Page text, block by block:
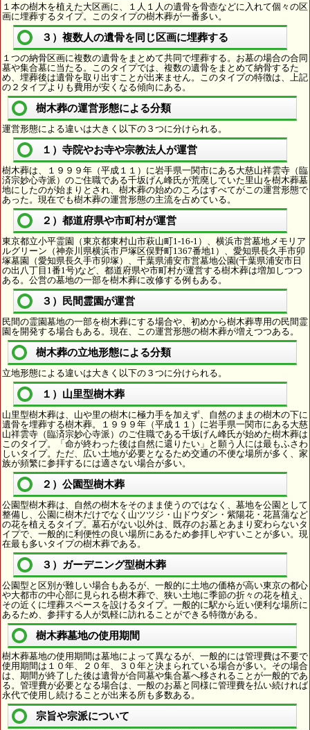
１本の樹木を植えた大区画に、１人１人の遺骨を骨壺などに入れて個々の区
画に埋葬するタイプ。このタイプの樹木葬が一番多い。
３）複数人の遺骨を同じ区画に埋葬する
１つの納骨区画に複数の遺骨をまとめて共同で埋葬する。お墓の場合の合同
墓や集合墓に当たる。このタイプでは、複数の遺骨をまとめて納骨するた
め、埋葬後は遺骨を取り出すことが出来ません。このタイプの特徴は、上記
の２タイプよりも費用が安くなる傾向にある。
樹木葬の運営形態による分類
運営形態による違いは大きく以下の３つに分けられる。
１）寺院やお寺や宗教法人が運営
樹木葬は、１９９９年（平成１１）に岩手県一関市にある大慈山祥雲寺（臨
済宗妙心寺派）のご住職である千坂げん峰氏が荒廃していた里山を樹木葬墓
地にしたのが始まりとされ、樹木葬の始めのころはすべてがこの運営形態で
あった。現在でも樹木葬の運営形態の主流を占めている。
２）都道府県や市町村が運営
東京都立小平霊園（東京都東村山市萩山町1-16-1）、横浜市営墓地メモリア
ルグリーン（神奈川県横浜市戸塚区俣野町1367番地1）、愛知県長久手市卯
塚墓園（愛知県長久手市卯塚）、千葉県浦安市営墓地公園(千葉県浦安市日
の出八丁目1番1号)など、都道府県や市町村が運営する樹木葬は増加しつつ
ある。公営の墓地の一部を樹木葬に改修する例もある。
３）民間霊園が運営
民間の霊園墓地の一部を樹木葬にする場合や、初めから樹木葬専用の民間霊
園を開発する場合もある。現在、この運営形態の樹木葬が増えつつある。
樹木葬の立地形態による分類
立地形態による違いは大きく以下の３つに分けられる。
１）山里型樹木葬
山里型樹木葬は、山や里の樹木に極力手を加えず、自然のままの樹木の下に
遺骨を埋葬する樹木葬。１９９９年（平成１１）に岩手県一関市にある大慈
山祥雲寺（臨済宗妙心寺派）のご住職である千坂げん峰氏が始めた樹木葬は
このタイプ。「命が終わった後は自然に還りたい」と願う人には最もふさわ
しいタイプ。ただ、広い土地が必要となるため交通の不便な場所が多く、家
族が頻繁に参拝するには適さない場合が多い。
２）公園型樹木葬
公園型樹木葬は、自然の樹木をそのまま使うのではなく、墓地を公園として
整備し、公園に樹木だけでなく山ツツジ・山ドウダン・紫陽花・花菖蒲など
の花を植えるタイプ。墓石がない以外は、既存のお墓とあまり変わらないタ
イプで、一般的に利便性の良い場所にあるため参拝しやすいことが多い。現
在最も多いタイプの樹木葬である。
３）ガーデニング型樹木葬
公園型と区別が難しい場合もあるが、一般的に土地の価格が高い東京の都心
や大都市の中心部に見られる樹木葬で、狭い土地に季節の折々の花を植え、
その近くに埋葬スペースを設けるタイプ。一般的に駅から近い便利な場所に
あるため、参拝する人が気軽に訪れることができる特徴がある。
樹木葬墓地の使用期間
樹木葬墓地の使用期間は墓地によって異なるが、一般的には管理費は不要で
使用期間は１０年、２０年、３０年と決まられている場合が多い。その場合
は、期間が終了した後は遺骨が合同墓や集合墓へ移されることが一般的であ
る。管理費が必要となる場合は、一般のお墓と同様に管理費を払い続ければ
永代で使用し続けることが出来る所も多数ある。
宗旨や宗派について